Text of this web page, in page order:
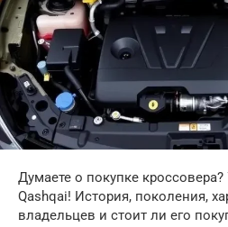
Думаете о покупке
Qashqai! История, поколения,
владельцев и стоит ли его